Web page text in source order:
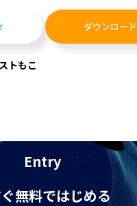
トもこ
ダウンロード
Entry
無料ではじめる